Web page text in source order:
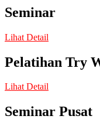
Seminar
Lihat Detail
Pelatihan Try
Lihat Detail
Seminar Pusat